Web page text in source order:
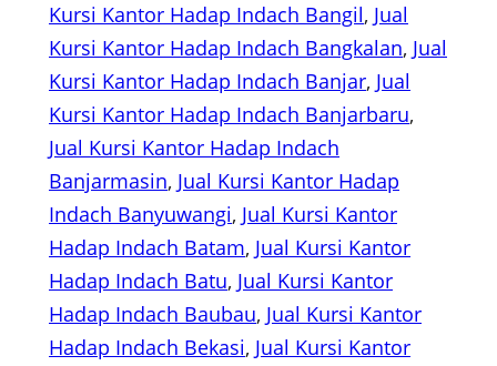
Kursi Kantor Hadap Indach Bangil, Jual
Kursi Kantor Hadap Indach Bangkalan, Jual
Kursi Kantor Hadap Indach Banjar, Jual
Kursi Kantor Hadap Indach Banjarbaru
Jual Kursi Kantor Hadap Indach
Banjarmasin, Jual Kursi Kantor Hadap
Indach Banyuwangi, Jual Kursi Kantor
Hadap Indach Batam, Jual Kursi Kantor
Hadap Indach Batu, Jual Kursi Kantor
Hadap Indach Baubau, Jual Kursi Kantor
Hadap Indach Bekasi, Jual Kursi Kantor